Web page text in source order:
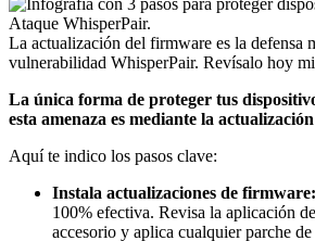
La actualización del firmware es la defensa
vulnerabilidad WhisperPair. Revísalo hoy
La única forma de proteger tus
esta amenaza es mediante la
Aquí te indico los pasos clave:
Instala actualizaciones de firmware:
100% efectiva. Revisa la aplicación
accesorio y aplica cualquier parche